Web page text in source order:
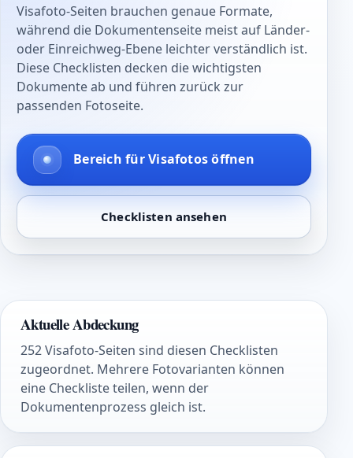
Visafoto-Seiten brauchen genaue Formate,
während die Dokumentenseite meist auf Länder-
oder Einreichweg-Ebene leichter verständlich ist.
Diese Checklisten decken die wichtigsten
Dokumente ab und führen zurück zur
passenden Fotoseite.
Bereich für Visafotos öffnen
Checklisten ansehen
Aktuelle Abdeckung
252 Visafoto-Seiten sind diesen Checklisten
zugeordnet. Mehrere Fotovarianten können
eine Checkliste teilen, wenn der
Dokumentenprozess gleich ist.